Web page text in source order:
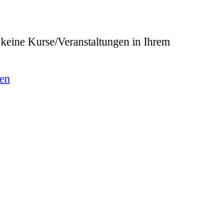
Kurse/Veranstaltungen in Ihrem